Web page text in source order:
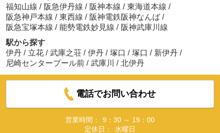
福知山線 / 阪急伊丹線 / 阪神本線 / 東海道本線 /
阪急神戸本線 / 東西線 / 阪神電鉄阪神なんば /
阪急宝塚本線 / 能勢電鉄妙見線 / 阪神武庫川線
駅から探す
伊丹 / 立花 / 武庫之荘 / 伊丹 / 塚口 / 塚口 / 新伊丹 /
尼崎センタープール前 / 武庫川 / 北伊丹
電話でお問い合わせ
営業時間：
9：30 ～ 19：00
定休日：
水曜日